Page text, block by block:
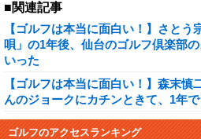
■関連記事
【ゴルフは本当に面白い！】さと
唄」の1年後、仙台のゴルフ倶楽部
いった
【ゴルフは本当に面白い！】森末慎
んのジョークにカチンときて、1年
ゴルフのアクセスランキング